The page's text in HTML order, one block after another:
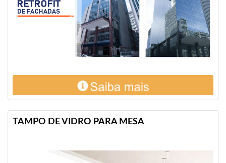
TAMPO DE VIDRO PARA MESA